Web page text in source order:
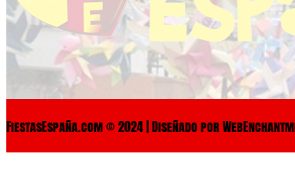
FiestasEspaña.com © 2024 | Diseñado por